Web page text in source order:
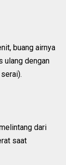
buang airnya
ulang dengan
dari
saat